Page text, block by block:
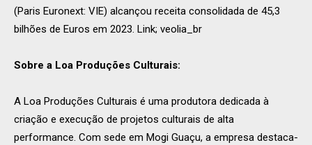
(Paris Euronext: VIE) alcançou receita consolidada de 45,3
bilhões de Euros em 2023. Link; veolia_br
Sobre a Loa Produções Culturais:
A Loa Produções Culturais é uma produtora dedicada à
criação e execução de projetos culturais de alta
performance. Com sede em Mogi Guaçu, a empresa destaca-